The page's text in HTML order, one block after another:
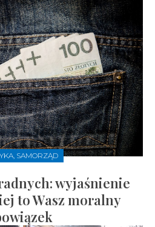
SAMORZĄD
wyjaśnienie
to Wasz moralny